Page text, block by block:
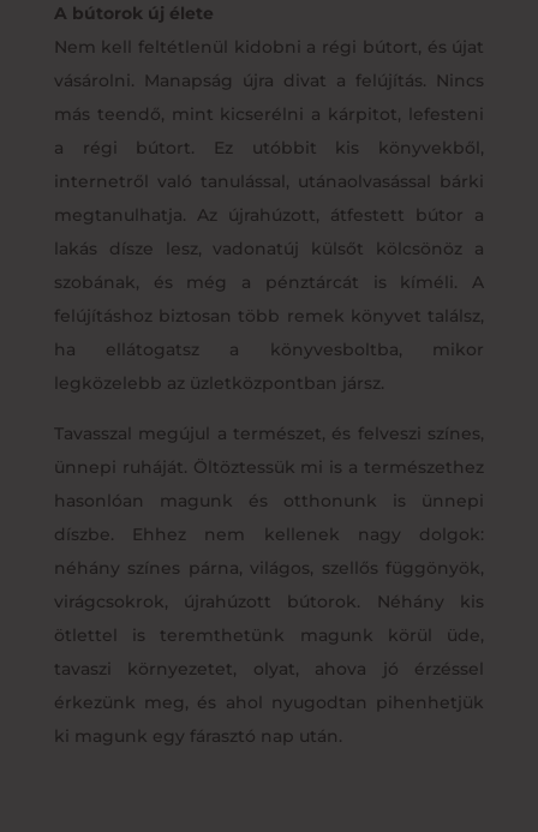
A bútorok új élete
Nem kell feltétlenül kidobni a régi bútort, és újat
vásárolni. Manapság újra divat a felújítás. Nincs
más teendő, mint kicserélni a kárpitot, lefesteni
a régi bútort. Ez utóbbit kis könyvekből,
internetről való tanulással, utánaolvasással bárki
megtanulhatja. Az újrahúzott, átfestett bútor a
lakás dísze lesz, vadonatúj külsőt kölcsönöz a
szobának, és még a pénztárcát is kíméli. A
felújításhoz biztosan több remek könyvet találsz,
ha ellátogatsz a könyvesboltba, mikor
legközelebb az üzletközpontban jársz.
Tavasszal megújul a természet, és felveszi színes,
ünnepi ruháját. Öltöztessük mi is a természethez
hasonlóan magunk és otthonunk is ünnepi
díszbe. Ehhez nem kellenek nagy dolgok:
néhány színes párna, világos, szellős függönyök,
virágcsokrok, újrahúzott bútorok. Néhány kis
ötlettel is teremthetünk magunk körül üde,
tavaszi környezetet, olyat, ahova jó érzéssel
érkezünk meg, és ahol nyugodtan pihenhetjük
ki magunk egy fárasztó nap után.